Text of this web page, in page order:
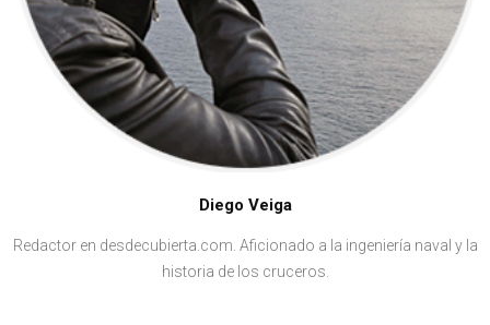
Diego Veiga
Redactor en desdecubierta.com. Aficionado a la ingeniería naval y la
historia de los cruceros.